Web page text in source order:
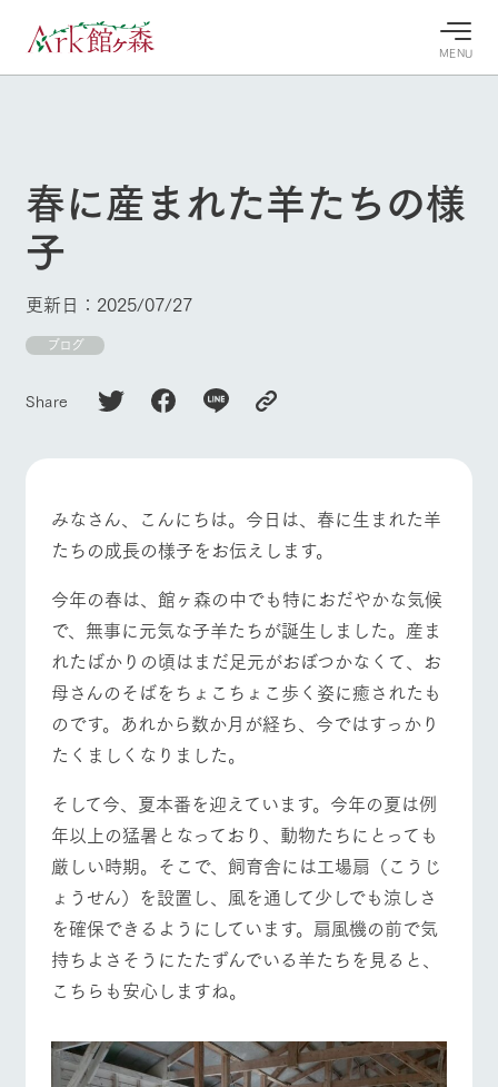
MENU
牧場へ行
く
営業時
間・料金
交通アク
セス
よくいた
だく質問
団体のお
客様へ
ペットを
お連れの
お客様へ
料請求
よく見られている情報
案内
ガーデンの開花
状況などを毎日
ント・フェアの
情報やスケジュ
フラワー
花のある美しい
自然環境の中、
季節の移り変わ
りを存分に味わ
う
動物とふ
触れて、感じ
て、学ぶ。館ヶ
森の雄大な自然
なかで動物とふ
れあう
体験
ツリーハウスや
各種体験教室な
ど、楽しみなが
ら学べる様々な
アクティビティ
レストラ
牧場の生産品を
知り尽くした料
理人が腕を振
スタイルで提供
物
丹精込めて育て
た生産品をはじ
め、牧場産の逸
品を取り揃えた
店舗
牧場マップのダ
ウンロード
周遊バス
遊バスのご案内
ホーム
Ark館ヶ森について
牧場に行く
ArkFarm Wedding
お知らせ
ブログ
お問い合わせ・資料請求
生産品カタログ・資料DL
English (Google Translate)
ネットショップ
個人情報取扱いについて
牧場トップ 今日の牧場 牧場の楽しみ方
イベント/フェア レストラン/BBQ フラワーガーデン
動物とふれあう アクティビティ/体験
牧場マップを見る 周遊バス
よくあるご質問
団体のお客様へ
春に産まれた羊たちの様
子
更新日：2025/07/27
ブログ
Share
みなさん、こんにちは。今日は、春に生まれた羊
たちの成長の様子をお伝えします。
今年の春は、館ヶ森の中でも特におだやかな気候
で、無事に元気な子羊たちが誕生しました。産ま
れたばかりの頃はまだ足元がおぼつかなくて、お
母さんのそばをちょこちょこ歩く姿に癒されたも
のです。あれから数か月が経ち、今ではすっかり
たくましくなりました。
そして今、夏本番を迎えています。今年の夏は例
年以上の猛暑となっており、動物たちにとっても
厳しい時期。そこで、飼育舎には工場扇（こうじ
ょうせん）を設置し、風を通して少しでも涼しさ
を確保できるようにしています。扇風機の前で気
持ちよさそうにたたずんでいる羊たちを見ると、
こちらも安心しますね。